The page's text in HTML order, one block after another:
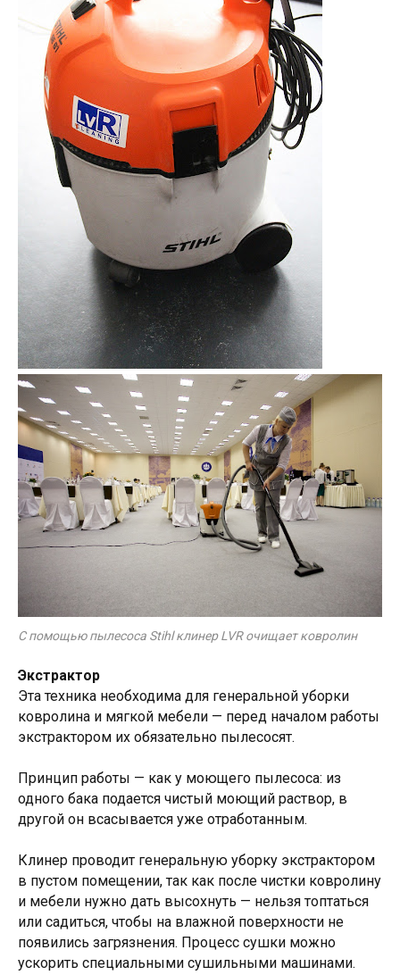
С помощью пылесоса Stihl клинер LVR очищает ковролин
Экстрактор
Эта техника необходима для генеральной уборки
ковролина и мягкой мебели — перед началом работы
экстрактором их обязательно пылесосят.
Принцип работы — как у моющего пылесоса: из
одного бака подается чистый моющий раствор, в
другой он всасывается уже отработанным.
Клинер проводит генеральную уборку экстрактором
в пустом помещении, так как после чистки ковролину
и мебели нужно дать высохнуть — нельзя топтаться
или садиться, чтобы на влажной поверхности не
появились загрязнения. Процесс сушки можно
ускорить специальными сушильными машинами.